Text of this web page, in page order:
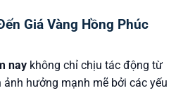
Giá Vàng Hồng Phúc
nay không chỉ chịu tác động từ
hưởng mạnh mẽ bởi các yếu